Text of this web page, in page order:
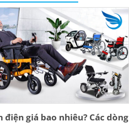
điện giá bao nhiêu? Các dòng